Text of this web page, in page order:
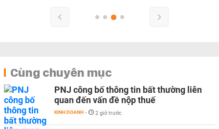
Cùng chuyên mục
PNJ công bố thông tin bất thường liên
quan đến vấn đề nộp thuế
KINH DOANH - 2 giờ trước